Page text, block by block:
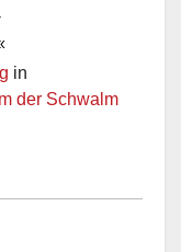
in
der Schwalm